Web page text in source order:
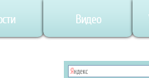
Видео